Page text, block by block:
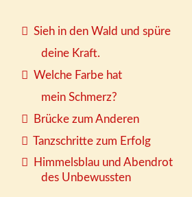
Sieh in den Wald und spüre
deine Kraft.
Welche Farbe hat
mein Schmerz?
Brücke zum Anderen
Tanzschritte zum Erfolg
Himmelsblau und Abendrot
des Unbewussten